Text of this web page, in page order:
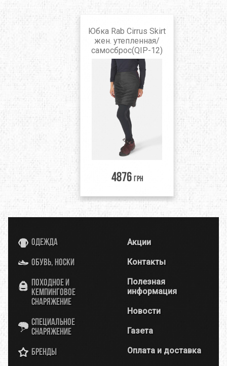
Юбка Rab Cirrus Skirt
жен. утепленная/
самосброс(QIP-12)
4876 грн
Одежда
Обувь, носки
Походное и
кемпинговое
снаряжение
Специальное
снаряжение
Бренды
Акции
Контакты
Полезная
информация
Новости
Газета
Оплата и доставка